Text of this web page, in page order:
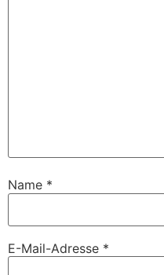
Name *
E-Mail-Adresse *